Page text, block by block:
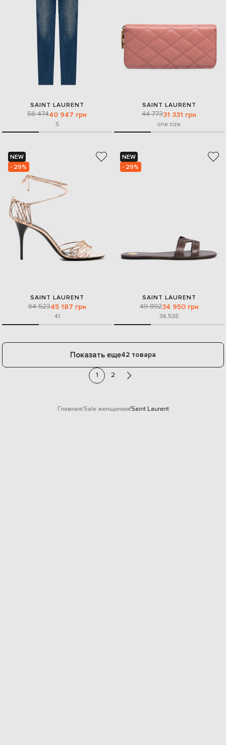
SAINT LAURENT
58 47440 947 грн
S
SAINT LAURENT
44 77331 331 грн
one size
NEW
- 29%
SAINT LAURENT
64 52345 187 грн
41
NEW
- 29%
SAINT LAURENT
49 89234 950 грн
36.538
Показать еще42 товара
1 2
Главная Sale женщинам Saint Laurent